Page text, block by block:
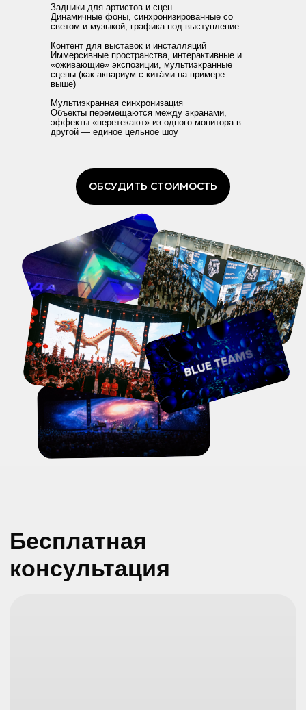
Задники для артистов и сцен
Динамичные фоны, синхронизированные со
светом и музыкой, графика под выступление
Контент для выставок и инсталляций
Иммерсивные пространства, интерактивные и
«оживающие» экспозиции, мультиэкранные
сцены (как аквариум с кита́ми на примере
выше)
Мультиэкранная синхронизация
Объекты перемещаются между экранами,
эффекты «перетекают» из одного монитора в
другой — единое цельное шоу
ОБСУДИТЬ СТОИМОСТЬ
НЕЙРОСЕТИ
ИИ-РОЛИКИ ПОЗВОЛЯЮТ
ЭКОНОМИТЬ МИЛЛИОНЫ
Создадим атмосферу любой эпохи
или страны
Внедрим в ролик реальных
сотрудников компании
Повторим любой интерьер — даже
сложную историческую
архитектуру
ЭТАПЫ
8 ЭТАПОВ ОТ БРИФА
ДО ГОТОВОГО РОЛИКА